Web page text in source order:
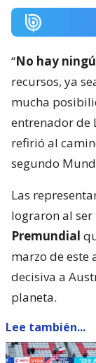
“No hay
recursos, ya
mucha
entrenador de
refirió al
segundo
Las
lograron al ser
Premundial
marzo de este
decisiva a
planeta.
Lee también...